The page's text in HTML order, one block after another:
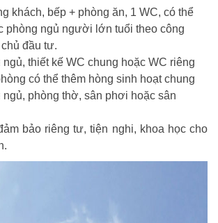
khách, bếp + phòng ăn, 1 WC, có thể
phòng ngủ người lớn tuổi theo công
đầu tư.
ngủ, thiết kế WC chung hoặc WC riêng
có thể thêm hòng sinh hoạt chung
ngủ, phòng thờ, sân phơi hoặc sân
bảo riêng tư, tiện nghi, khoa học cho